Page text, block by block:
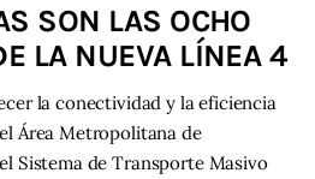
SON LAS OCHO
LA NUEVA LÍNEA 4
la conectividad y la eficiencia
Área Metropolitana de
Sistema de Transporte Masivo